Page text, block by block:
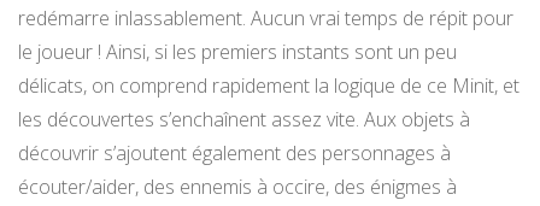
redémarre inlassablement. Aucun vrai temps de répit pour
le joueur ! Ainsi, si les premiers instants sont un peu
délicats, on comprend rapidement la logique de ce Minit, et
les découvertes s’enchaînent assez vite. Aux objets à
découvrir s’ajoutent également des personnages à
écouter/aider, des ennemis à occire, des énigmes à